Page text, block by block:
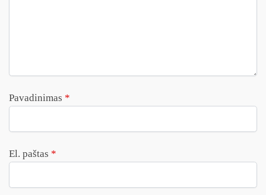
Pavadinimas *
El. paštas *